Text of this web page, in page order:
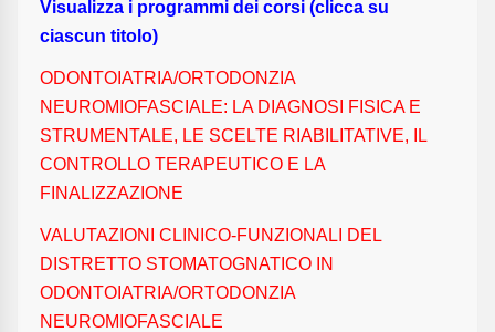
Visualizza i programmi dei corsi (clicca su
ciascun titolo)
ODONTOIATRIA/ORTODONZIA
NEUROMIOFASCIALE: LA DIAGNOSI FISICA E
STRUMENTALE, LE SCELTE RIABILITATIVE, IL
CONTROLLO TERAPEUTICO E LA
FINALIZZAZIONE
VALUTAZIONI CLINICO-FUNZIONALI DEL
DISTRETTO STOMATOGNATICO IN
ODONTOIATRIA/ORTODONZIA
NEUROMIOFASCIALE